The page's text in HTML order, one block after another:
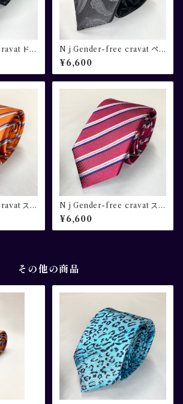
ドッ
N j Gender-free cravat ペ
ーズリー柄 ブラック×グレー
¥6,600
スト
N j Gender-free cravat スト
ライプ レッド
¥6,600
その他の商品